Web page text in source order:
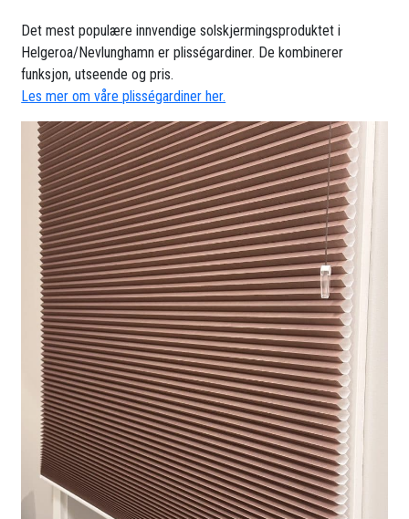
Det mest populære innvendige solskjermingsproduktet i
Helgeroa/Nevlunghamn er plisségardiner. De kombinerer
funksjon, utseende og pris.
Les mer om våre plisségardiner her.